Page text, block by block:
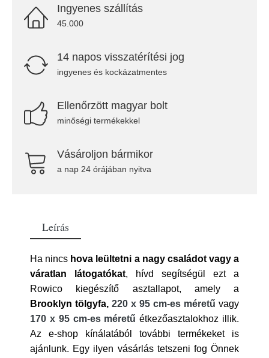
Ingyenes szállítás
45.000
14 napos visszatérítési jog
ingyenes és kockázatmentes
Ellenőrzött magyar bolt
minőségi termékekkel
Vásároljon bármikor
a nap 24 órájában nyitva
Leírás
Ha nincs hova leültetni a nagy családot vagy a
váratlan látogatókat, hívd segítségül ezt a
Rowico kiegészítő asztallapot, amely a
Brooklyn tölgyfa, 220 x 95 cm-es méretű vagy
170 x 95 cm-es méretű étkezőasztalokhoz illik.
Az e-shop kínálatából további termékeket is
ajánlunk. Egy ilyen vásárlás tetszeni fog Önnek